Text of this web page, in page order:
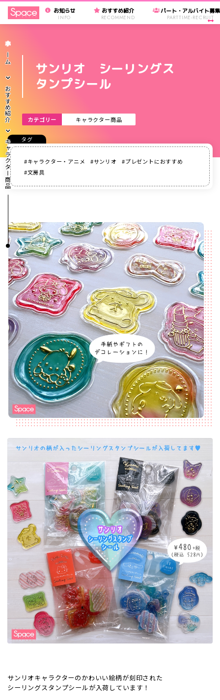
お知らせ
INFO
おすすめ紹介
RECOMMEND
パート・アルバイト募集
PARTTIME-RECRUIT
ホーム
おすすめ紹介
キャラクター商品
サンリオ シーリングス
タンプシール
カテゴリー キャラクター商品
キャラクター・アニメ サンリオ
プレゼントにおすすめ
文房具
サンリオキャラクターのかわいい絵柄が刻印された
シーリングスタンプシールが入荷しています！